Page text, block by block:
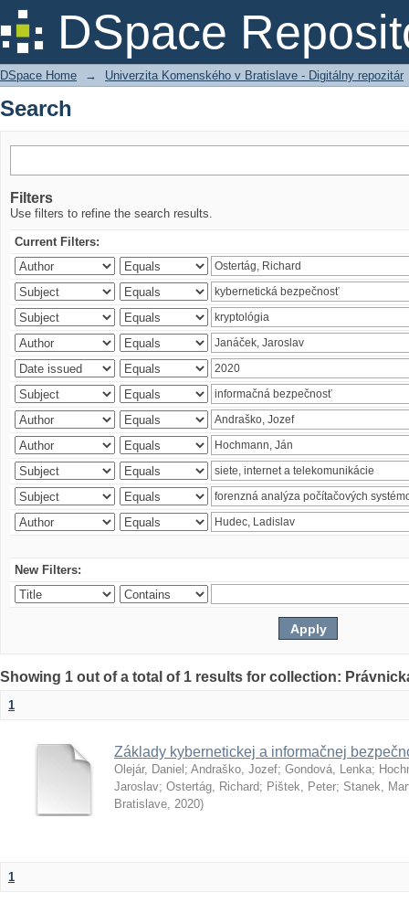
DSpace
Search
DSpace Home → Univerzita Komenského v Bratislave - Digitálny repozitár
Search
Filters
Use filters to refine the search results.
Current Filters:
New Filters:
Showing 1 out of a total of 1 results for collection:
1
Základy kybernetickej a informačnej
Olejár, Daniel ; Andraško, Jozef; Gondová, Lenka;
Jaroslav; Ostertág, Richard; Pištek, Peter; Stanek,
Bratislave, 2020)
1